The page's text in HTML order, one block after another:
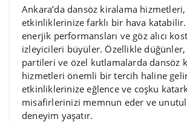
Ankara’da dansöz kiralama hizmetleri,
etkinliklerinize farklı bir hava
enerjik performansları ve göz alıcı
izleyicileri büyüler. Özellikle
partileri ve özel kutlamalarda dansöz
hizmetleri önemli bir tercih haline
etkinliklerinize eğlence ve coşku
misafirlerinizi memnun eder ve
deneyim yaşatır.